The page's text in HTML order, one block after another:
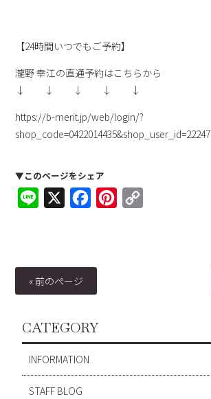
【24時間いつでもご予約】
瀧野 幸江の直通予約はこちらから
↓ ↓ ↓ ↓ ↓
https://b-merit.jp/web/login/?
shop_code=0422014435&shop_user_id=22247
▼このページをシェア
Line FacebookPinterest
« 前のページ
CATEGORY
INFORMATION
STAFF BLOG